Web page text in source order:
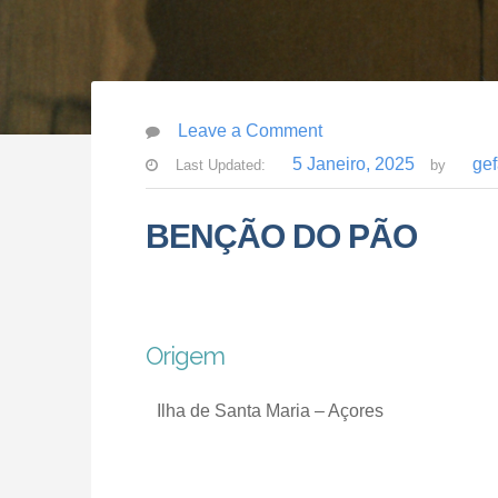
Leave a Comment
Last Updated: 5 Janeiro, 2025 by
BENÇÃO DO PÃO
Origem
Ilha de Santa Maria – Açores